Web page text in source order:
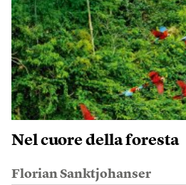
Nel cuore della foresta
Florian Sanktjohanser